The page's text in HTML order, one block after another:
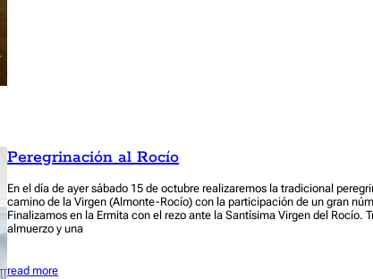
Peregrinación al Rocío
En el día de ayer sábado 15 de octubre realizaremos la tradicional
camino de la Virgen (Almonte-Rocío) con la participación de un gran
Finalizamos en la Ermita con el rezo ante la Santísima Virgen del Rocío.
almuerzo y una
read more